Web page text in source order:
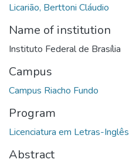
Licarião, Berttoni Cláudio
Name of institution
Instituto Federal de Brasília
Campus
Campus Riacho Fundo
Program
Licenciatura em Letras-Inglês
Abstract